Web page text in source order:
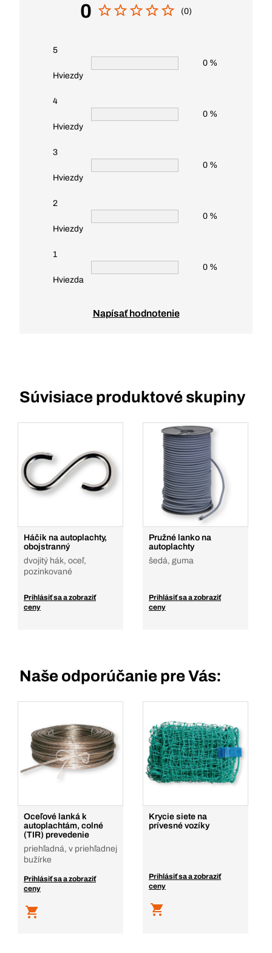
0 (0)
5
Hviezdy
0 %
4
Hviezdy
0 %
3
Hviezdy
0 %
2
Hviezdy
0 %
1
Hviezda
0 %
Napísať hodnotenie
Súvisiace produktové skupiny
Háčik na autoplachty,
obojstranný
dvojitý hák, oceľ,
pozinkované
Prihlásiť sa a zobraziť
ceny
Pružné lanko na
autoplachty
šedá, guma
Prihlásiť sa a zobraziť
ceny
Naše odporúčanie pre Vás:
Oceľové lanká k
autoplachtám, colné
(TIR) prevedenie
priehľadná, v priehľadnej
bužírke
Prihlásiť sa a zobraziť
ceny
Krycie siete na
prívesné vozíky
Prihlásiť sa a zobraziť
ceny